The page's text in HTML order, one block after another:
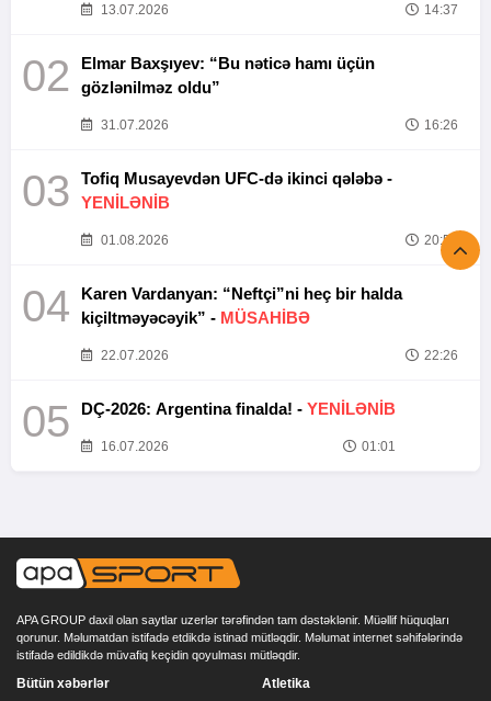
13.07.2026 14:37
02
Elmar Baxşıyev: “Bu nəticə hamı üçün
gözlənilməz oldu”
31.07.2026 16:26
03
Tofiq Musayevdən UFC-də ikinci qələbə -
YENİLƏNİB
01.08.2026 20:52
04
Karen Vardanyan: “Neftçi”ni heç bir halda
kiçiltməyəcəyik” - MÜSAHİBƏ
22.07.2026 22:26
05 DÇ-2026: Argentina finalda! - YENİLƏNİB
16.07.2026 01:01
APA GROUP daxil olan saytlar uzerlər tərəfindən tam dəstəklənir. Müəllif hüquqları
qorunur. Məlumatdan istifadə etdikdə istinad mütləqdir. Məlumat internet səhifələrində
istifadə edildikdə müvafiq keçidin qoyulması mütləqdir.
Bütün xəbərlər Atletika